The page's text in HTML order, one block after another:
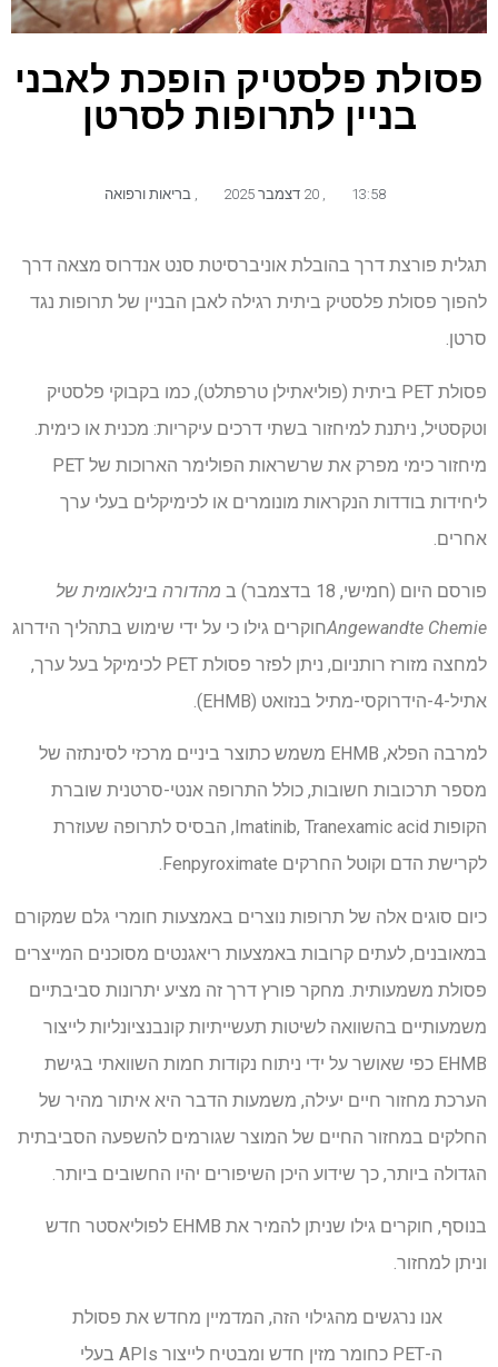
פסולת פלסטיק הופכת לאבני
בניין לתרופות לסרטן
13:58 20 דצמבר 2025 בריאות ורפואה
תגלית פורצת דרך בהובלת אוניברסיטת סנט אנדרוס מצאה דרך
להפוך פסולת פלסטיק ביתית רגילה לאבן הבניין של תרופות נגד
סרטן.
פסולת PET ביתית (פוליאתילן טרפתלט), כמו בקבוקי פלסטיק
וטקסטיל, ניתנת למיחזור בשתי דרכים עיקריות: מכנית או כימית.
מיחזור כימי מפרק את שרשראות הפולימר הארוכות של PET
ליחידות בודדות הנקראות מונומרים או לכימיקלים בעלי ערך
אחרים.
פורסם היום (חמישי, 18 בדצמבר) ב
מהדורה בינלאומית של
Angewandte Chemieחוקרים גילו כי על ידי שימוש בתהליך הידרוג
למחצה מזורז רותניום, ניתן לפזר פסולת PET לכימיקל בעל ערך,
אתיל-4-הידרוקסי-מתיל בנזואט (EHMB).
למרבה הפלא, EHMB משמש כתוצר ביניים מרכזי לסינתזה של
מספר תרכובות חשובות, כולל התרופה אנטי-סרטנית שוברת
הקופות Imatinib, Tranexamic acid, הבסיס לתרופה שעוזרת
לקרישת הדם וקוטל החרקים Fenpyroximate.
כיום סוגים אלה של תרופות נוצרים באמצעות חומרי גלם שמקורם
במאובנים, לעתים קרובות באמצעות ריאגנטים מסוכנים המייצרים
פסולת משמעותית. מחקר פורץ דרך זה מציע יתרונות סביבתיים
משמעותיים בהשוואה לשיטות תעשייתיות קונבנציונליות לייצור
EHMB כפי שאושר על ידי ניתוח נקודות חמות השוואתי בגישת
הערכת מחזור חיים יעילה, משמעות הדבר היא איתור מהיר של
החלקים במחזור החיים של המוצר שגורמים להשפעה הסביבתית
הגדולה ביותר, כך שידוע היכן השיפורים יהיו החשובים ביותר.
בנוסף, חוקרים גילו שניתן להמיר את EHMB לפוליאסטר חדש
וניתן למחזור.
אנו נרגשים מהגילוי הזה, המדמיין מחדש את פסולת
ה-PET כחומר מזין חדש ומבטיח לייצור APIs בעלי